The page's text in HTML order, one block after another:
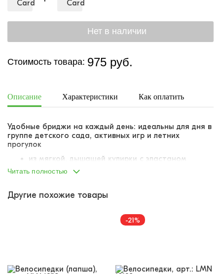
Стоимость товара: 975 руб.
Описание Характеристики Как оплатить
Удобные бриджи на каждый день: идеальны для дня в
группе детского сада, активных игр и летних
прогулок
из мягкой, дышащей кулирки с эластаном
материал слегка тянется
пояс со вшитой резинкой
украшены ярким набивным принтом-паттерном
Читать полностью
Другие похожие товары
-21%